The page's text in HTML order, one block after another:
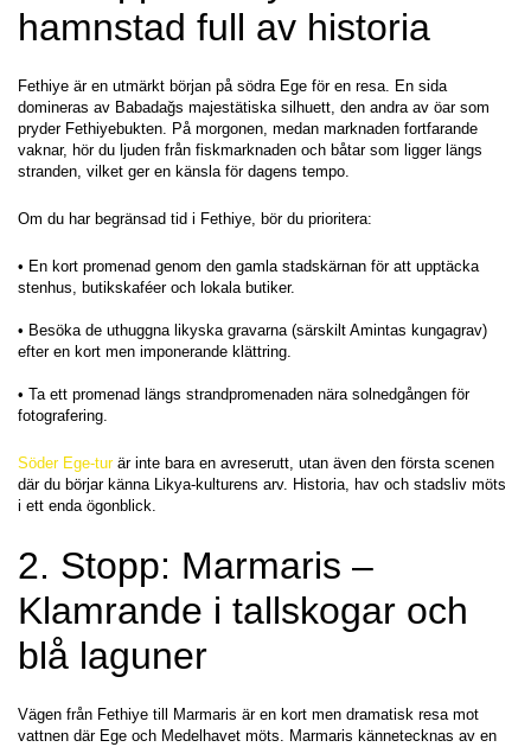
hamnstad full av historia
Fethiye är en utmärkt början på södra Ege för en resa. En sida
domineras av Babadağs majestätiska silhuett, den andra av öar som
pryder Fethiyebukten. På morgonen, medan marknaden fortfarande
vaknar, hör du ljuden från fiskmarknaden och båtar som ligger längs
stranden, vilket ger en känsla för dagens tempo.
Om du har begränsad tid i Fethiye, bör du prioritera:
• En kort promenad genom den gamla stadskärnan för att upptäcka
stenhus, butikskaféer och lokala butiker.
• Besöka de uthuggna likyska gravarna (särskilt Amintas kungagrav)
efter en kort men imponerande klättring.
• Ta ett promenad längs strandpromenaden nära solnedgången för
fotografering.
Söder Ege-tur är inte bara en avreserutt, utan även den första scenen
där du börjar känna Likya-kulturens arv. Historia, hav och stadsliv möts
i ett enda ögonblick.
2. Stopp: Marmaris –
Klamrande i tallskogar och
blå laguner
Vägen från Fethiye till Marmaris är en kort men dramatisk resa mot
vattnen där Ege och Medelhavet möts. Marmaris kännetecknas av en